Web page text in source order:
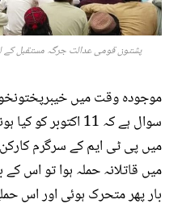
پشتون قومی عدالت جرگہ مستقبل کے
موجودہ وقت میں
سوال ہے کہ 11
میں پی ٹی ایم کے سرگرم
میں قاتلانہ حملہ ہوا تو اس
بار پھر متحرک ہوئی اور اس